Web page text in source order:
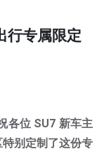
行专属限定
各位 SU7 新车主
别定制了这份专